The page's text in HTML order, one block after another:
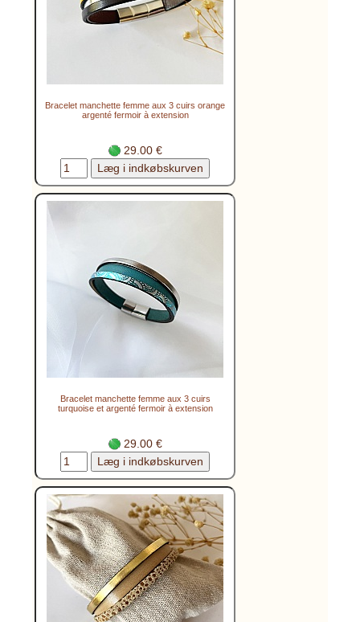
Bracelet manchette femme aux 3 cuirs orange
argenté fermoir à extension
29.00 €
Bracelet manchette femme aux 3 cuirs
turquoise et argenté fermoir à extension
29.00 €